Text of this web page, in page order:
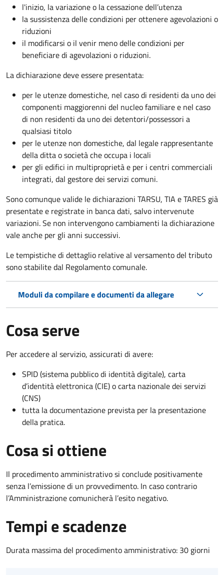
l'inizio, la variazione o la cessazione dell’utenza
la sussistenza delle condizioni per ottenere agevolazioni o
riduzioni
il modificarsi o il venir meno delle condizioni per
beneficiare di agevolazioni o riduzioni.
La dichiarazione deve essere presentata:
per le utenze domestiche, nel caso di residenti da uno dei
componenti maggiorenni del nucleo familiare e nel caso
di non residenti da uno dei detentori/possessori a
qualsiasi titolo
per le utenze non domestiche, dal legale rappresentante
della ditta o società che occupa i locali
per gli edifici in multiproprietà e per i centri commerciali
integrati, dal gestore dei servizi comuni.
Sono comunque valide le dichiarazioni TARSU, TIA e TARES già
presentate e registrate in banca dati, salvo intervenute
variazioni. Se non intervengono cambiamenti la dichiarazione
vale anche per gli anni successivi.
Le tempistiche di dettaglio relative al versamento del tributo
sono stabilite dal Regolamento comunale.
Moduli da compilare e documenti da allegare
Cosa serve
Per accedere al servizio, assicurati di avere:
SPID (sistema pubblico di identità digitale), carta
d’identità elettronica (CIE) o carta nazionale dei servizi
(CNS)
tutta la documentazione prevista per la presentazione
della pratica.
Cosa si ottiene
Il procedimento amministrativo si conclude positivamente
senza l’emissione di un provvedimento. In caso contrario
l’Amministrazione comunicherà l’esito negativo.
Tempi e scadenze
Durata massima del procedimento amministrativo: 30 giorni